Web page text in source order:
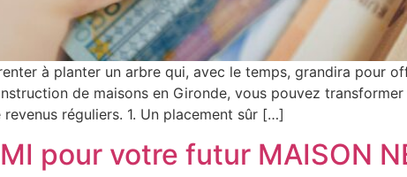
à planter un arbre qui, avec le temps, grandira pour
de maisons en Gironde, vous pouvez
réguliers. 1. Un placement sûr […]
pour votre futur MAISON